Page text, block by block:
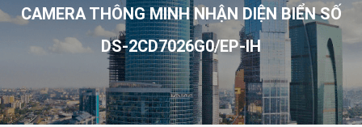
CAMERA THÔNG MINH NHẬN DIỆN BIỂN SỐ
DS-2CD7026G0/EP-IH